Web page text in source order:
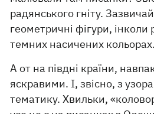
радянського гніту.
геометричні фігури,
темних насичених кольорах.
А от на півдні країни,
яскравими. І, звісно, з
тематику. Хвильки,